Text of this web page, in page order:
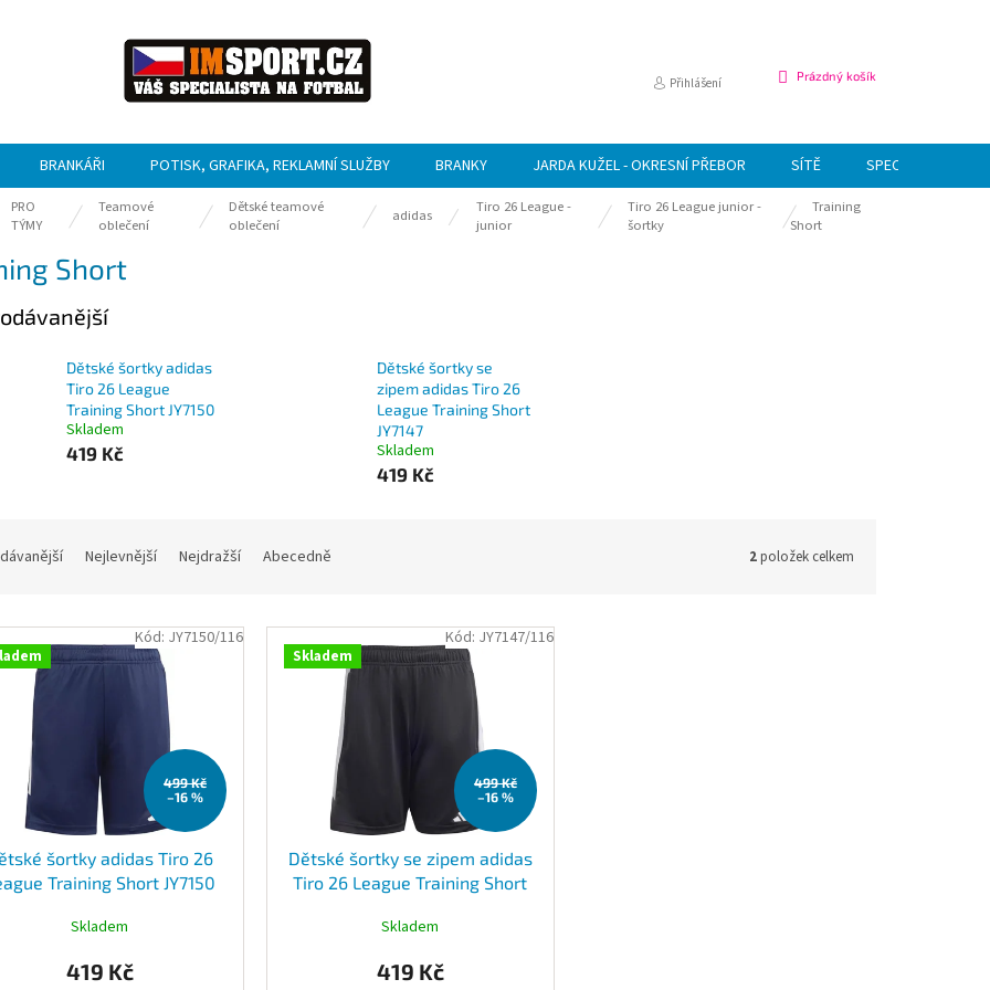
Přihlášení
NÁKUPNÍ
Prázdný košík
BRANKÁŘI POTISK, GRAFIKA, REKLAMNÍ SLUŽBY BRANKY JARDA KUŽEL - OKRESNÍ PŘEBOR SÍTĚ SPECIÁLNÍ NABÍDKA
PRO
TÝMY
Teamové
oblečení
Dětské teamové
oblečení
adidas
Tiro 26 League -
junior
Tiro 26 League junior -
šortky
Training
Short
Short
Dětské šortky adidas
Tiro 26 League
Training Short JY7150
Skladem
419 Kč
Dětské šortky se
zipem adidas Tiro 26
League Training Short
JY7147
Skladem
419 Kč
Nejlevnější Nejdražší Abecedně 2položek celkem
499 Kč
–16 %
šortky adidas Tiro 26
Training Short JY7150
Skladem
419 Kč
Kód: JY7150/116
Skladem
499 Kč
–16 %
Dětské šortky se zipem adidas
Tiro 26 League Training Short
Skladem
419 Kč
Kód: JY7147/116